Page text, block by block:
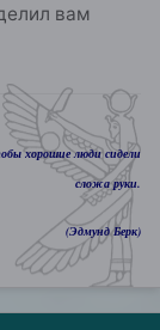
вам
хорошие люди сидели
сложа руки.
(Эдмунд Берк)